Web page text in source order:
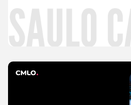
more
CMLO Do Zero